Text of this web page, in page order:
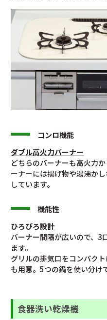
コンロ機能
ダブル高火力バーナー
どちらのバーナーも高火力
ーナーには揚げ物や湯沸か
しています。
機能性
ひろびろ設計
バーナー間隔が広いので、3
ます。
グリルの排気口をコンパク
も用意。5つの鍋を使い分け
食器洗い乾燥機